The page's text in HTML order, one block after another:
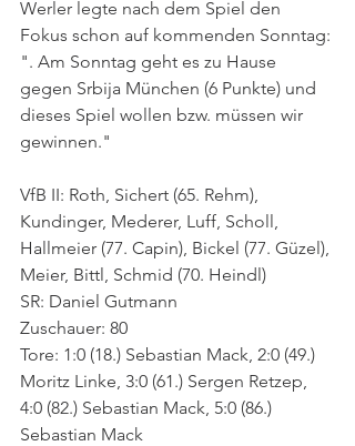
Werler legte nach dem Spiel den
Fokus schon auf kommenden Sonntag:
". Am Sonntag geht es zu Hause
gegen Srbija München (6 Punkte) und
dieses Spiel wollen bzw. müssen wir
gewinnen."
VfB II: Roth, Sichert (65. Rehm),
Kundinger, Mederer, Luff, Scholl,
Hallmeier (77. Capin), Bickel (77. Güzel),
Meier, Bittl, Schmid (70. Heindl)
SR: Daniel Gutmann
Zuschauer: 80
Tore: 1:0 (18.) Sebastian Mack, 2:0 (49.)
Moritz Linke, 3:0 (61.) Sergen Retzep,
4:0 (82.) Sebastian Mack, 5:0 (86.)
Sebastian Mack